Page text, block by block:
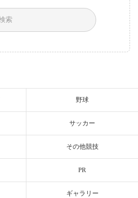
野球
サッカー
その他競技
PR
ギャラリー